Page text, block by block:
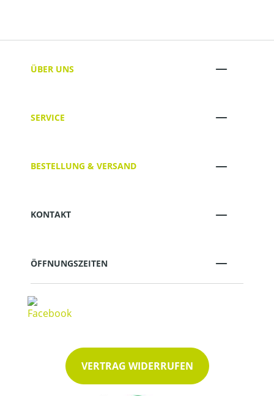
ÜBER UNS
SERVICE
BESTELLUNG & VERSAND
KONTAKT
ÖFFNUNGSZEITEN
VERTRAG WIDERRUFEN